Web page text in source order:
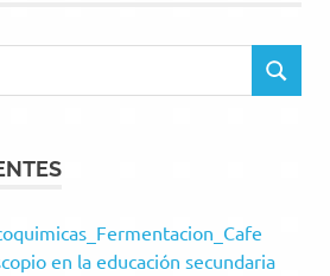
BUSCAR
en la educación secundaria